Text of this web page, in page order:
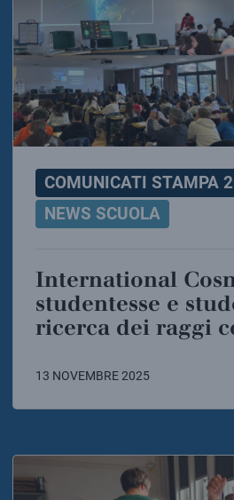
COMUNICATI STAMPA
NEWS SCUOLA
International Cosmic Day:
studentesse e
ricerca dei raggi
13 NOVEMBRE 2025